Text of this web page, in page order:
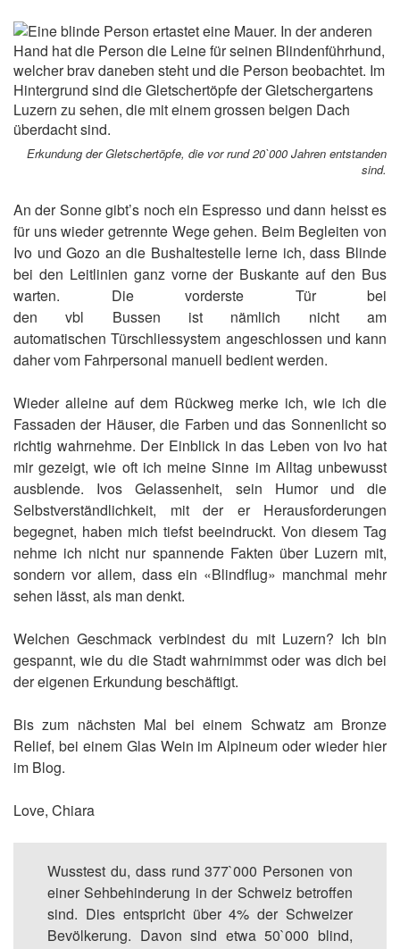
Erkundung der Gletschertöpfe, die vor rund 20`000 Jahren entstanden
sind.
An der Sonne gibt’s noch ein Espresso und dann heisst es
für uns wieder getrennte Wege gehen. Beim Begleiten von
Ivo und Gozo an die Bushaltestelle lerne ich, dass Blinde
bei den Leitlinien ganz vorne der Buskante auf den Bus
warten. Die vorderste Tür bei
den vbl Bussen ist nämlich nicht am
automatischen Türschliessystem angeschlossen und kann
daher vom Fahrpersonal manuell bedient werden.
Wieder alleine auf dem Rückweg merke ich, wie ich die
Fassaden der Häuser, die Farben und das Sonnenlicht so
richtig wahrnehme. Der Einblick in das Leben von Ivo hat
mir gezeigt, wie oft ich meine Sinne im Alltag unbewusst
ausblende. Ivos Gelassenheit, sein Humor und die
Selbstverständlichkeit, mit der er Herausforderungen
begegnet, haben mich tiefst beeindruckt. Von diesem Tag
nehme ich nicht nur spannende Fakten über Luzern mit,
sondern vor allem, dass ein «Blindflug» manchmal mehr
sehen lässt, als man denkt.
Welchen Geschmack verbindest du mit Luzern? Ich bin
gespannt, wie du die Stadt wahrnimmst oder was dich bei
der eigenen Erkundung beschäftigt.
Bis zum nächsten Mal bei einem Schwatz am Bronze
Relief, bei einem Glas Wein im Alpineum oder wieder hier
im Blog.
Love, Chiara
Wusstest du, dass rund 377`000 Personen von
einer Sehbehinderung in der Schweiz betroffen
sind. Dies entspricht über 4% der Schweizer
Bevölkerung. Davon sind etwa 50`000 blind,